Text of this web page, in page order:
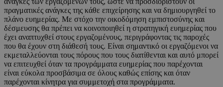
πραγματικές ανάγκες της κάθε επιχείρησης και να δημιουργηθεί το
πλάνο ευημερίας. Με στόχο την οικοδόμηση εμπιστοσύνης και
δέσμευσης θα πρέπει να κοινοποιηθεί η στρατηγική ευημερίας που
έχει αναπτυχθεί στους εργαζομένους, περιγράφοντας τις παροχές
που θα έχουν στη διάθεσή τους. Είναι σημαντικό οι εργαζόμενοι να
εκμεταλλεύονται τους πόρους που τους διατίθενται και αυτό μπορεί
να επιτευχθεί όταν τα προγράμματα ευημερίας που παρέχονται
είναι εύκολα προσβάσιμα σε όλους καθώς επίσης και όταν
παρέχονται κίνητρα για συμμετοχή στα προγράμματα.